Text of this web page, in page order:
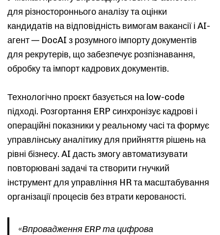
для різностороннього аналізу та оцінки
кандидатів на відповідність вимогам вакансії і AI-
агент — DocAI з розумного імпорту документів
для рекрутерів, що забезпечує розпізнавання,
обробку та імпорт кадрових документів.
Технологічно проєкт базується на low-code
підході. Розгортання ERP синхронізує кадрові і
операційні показники у реальному часі та формує
управлінську аналітику для прийняття рішень на
рівні бізнесу. AI дасть змогу автоматизувати
повторювані задачі та створити гнучкий
інструмент для управління HR та масштабування
організації процесів без втрати керованості.
«Впровадження ERP та цифрова